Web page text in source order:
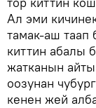
Ал эми
тамак-аш таап
киттин абалы
жатканын
оозунан
кенен жей